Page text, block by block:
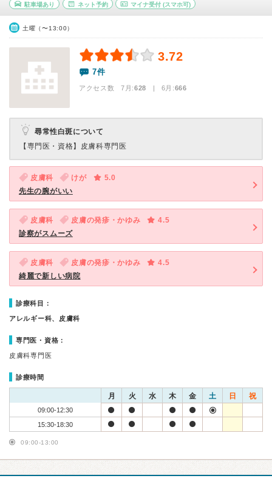
駐車場あり ネット予約 マイナ受付 (スマホ可)
土曜（〜13:00）
3.72
7件
アクセス数 7月:628 | 6月:666
尋常性白斑について
【専門医・資格】 皮膚科専門医
皮膚科 けが
5.0
先生の腕がいい
皮膚科 皮膚の発疹・かゆみ
4.5
診察がスムーズ
皮膚科 皮膚の発疹・かゆみ
4.5
綺麗で新しい病院
診療科目：
アレルギー科、皮膚科
専門医・資格：
皮膚科専門医
診療時間
月 火 水 木 金 土 日 祝
09:00-12:30
15:30-18:30
09:00-13:00